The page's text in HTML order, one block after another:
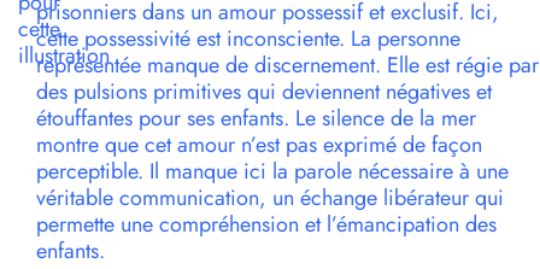
prisonniers dans un amour possessif et exclusif. Ici,
cette possessivité est inconsciente. La personne
représentée manque de discernement. Elle est régie par
des pulsions primitives qui deviennent négatives et
étouffantes pour ses enfants. Le silence de la mer
montre que cet amour n’est pas exprimé de façon
perceptible. Il manque ici la parole nécessaire à une
véritable communication, un échange libérateur qui
permette une compréhension et l’émancipation des
enfants.
cette
illustration